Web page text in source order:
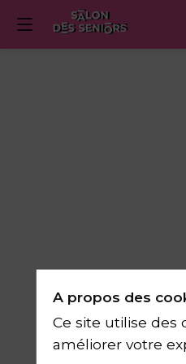
A propos des
Ce site utilise des
améliorer votre